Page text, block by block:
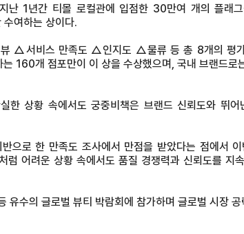
난 1년간 티몰 로컬관에 입점한 30만여 개의 플래
여하는 상이다.
△서비스 만족도 △인지도 △물류 등 총 8개의 평가
160개 점포만이 이 상을 수상했으며, 국내 브랜드로
한 상황 속에서도 궁중비책은 브랜드 신뢰도와 뛰
으로 한 만족도 조사에서 만점을 받았다는 점에서
럼 어려운 상황 속에서도 품질 경쟁력과 신뢰도를 지
유수의 글로벌 뷰티 박람회에 참가하며 글로벌 시장